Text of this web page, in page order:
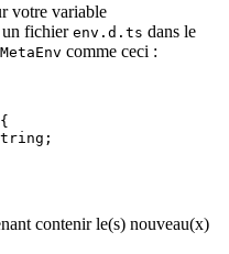
votre variable
un fichier env.d.ts dans le
comme ceci :
;
contenir le(s) nouveau(x)